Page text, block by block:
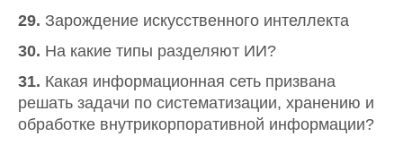
29. Зарождение искусственного интеллекта
30. На какие типы разделяют ИИ?
31. Какая информационная сеть призвана
решать задачи по систематизации, хранению и
обработке внутрикорпоративной информации?